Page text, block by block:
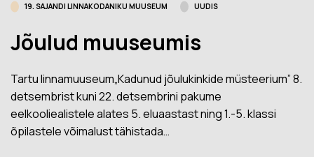
19. SAJANDI LINNAKODANIKU MUUSEUM
UUDIS
Jõulud muuseumis
Tartu linnamuuseum„Kadunud jõulukinkide müsteerium” 8.
detsembrist kuni 22. detsembrini pakume
eelkooliealistele alates 5. eluaastast ning 1.-5. klassi
õpilastele võimalust tähistada…